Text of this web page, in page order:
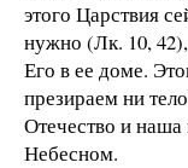
этого Царствия
нужно (Лк. 10,
Его в ее доме.
презираем ни
Отечество и
Небесном.